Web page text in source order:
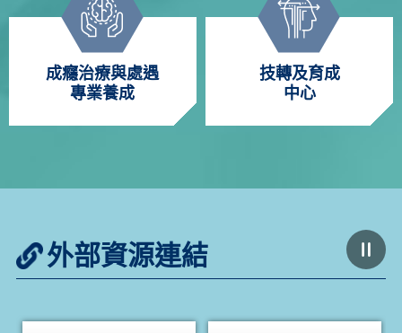
成癮治療與處遇
專業養成
技轉及育成
中心
外部資源連結